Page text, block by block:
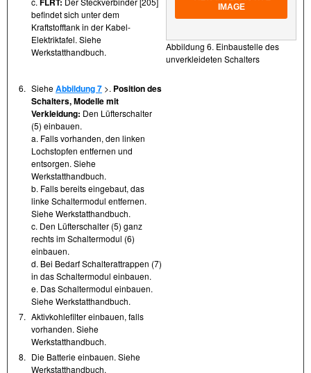
befindet sich unter dem
Kraftstofftank in der Kabel-
Elektriktafel. Siehe
Werkstatthandbuch.
IMAGE
Abbildung 6. Einbaustelle des
unverkleideten Schalters
6. SieheAbbildung 7 >. Position des
Schalters, Modelle mit
Verkleidung: Den Lüfterschalter
(5) einbauen.
a. Falls vorhanden, den linken
Lochstopfen entfernen und
entsorgen. Siehe
Werkstatthandbuch.
b. Falls bereits eingebaut, das
linke Schaltermodul entfernen.
Siehe Werkstatthandbuch.
c. Den Lüfterschalter (5) ganz
rechts im Schaltermodul (6)
einbauen.
d. Bei Bedarf Schalterattrappen (7)
in das Schaltermodul einbauen.
e. Das Schaltermodul einbauen.
Siehe Werkstatthandbuch.
7. Aktivkohlefilter einbauen, falls
vorhanden. Siehe
Werkstatthandbuch.
8. Die Batterie einbauen. Siehe
Werkstatthandbuch.